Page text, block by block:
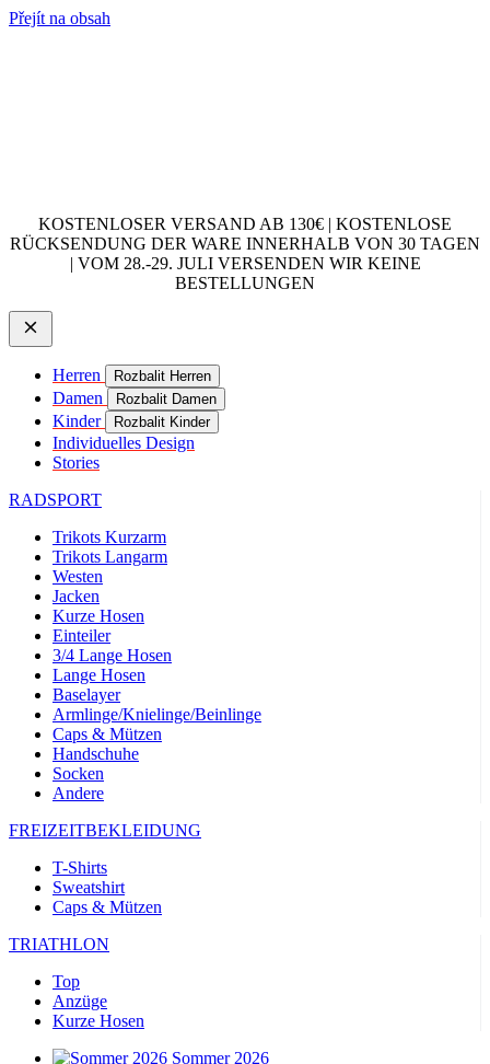
Přejít na obsah
KOSTENLOSER VERSAND AB 130€ | KOSTENLOSE
RÜCKSENDUNG DER WARE INNERHALB VON 30 TAGEN
| VOM 28.-29. JULI VERSENDEN WIR KEINE
BESTELLUNGEN
Herren Rozbalit Herren
Damen Rozbalit Damen
Kinder Rozbalit Kinder
Individuelles Design
Stories
RADSPORT
Trikots Kurzarm
Trikots Langarm
Westen
Jacken
Kurze Hosen
Einteiler
3/4 Lange Hosen
Lange Hosen
Baselayer
Armlinge/Knielinge/Beinlinge
Caps & Mützen
Handschuhe
Socken
Andere
FREIZEITBEKLEIDUNG
T-Shirts
Sweatshirt
Caps & Mützen
TRIATHLON
Top
Anzüge
Kurze Hosen
Sommer 2026